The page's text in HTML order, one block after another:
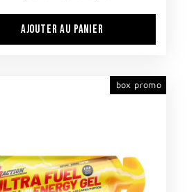
AJOUTER AU PANIER
box promo